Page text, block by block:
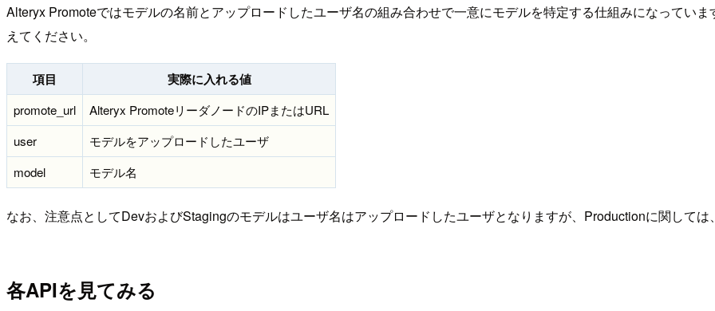
Alteryx Promoteではモデルの名前とアップロードしたユーザ名の組み合わせで一意にモデルを特定する仕組みになってい
えてください。
項目 実際に入れる値
promote_url
Alteryx PromoteリーダノードのIPまたはURL
user
モデルをアップロードしたユーザ
model
モデル名
なお、注意点としてDevおよびStagingのモデルはユーザ名はアップロードしたユーザとなりますが、Productionに関して
各APIを見てみる